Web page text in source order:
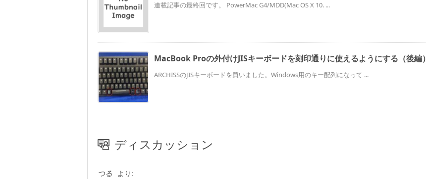
連載記事の最終回です。 PowerMac G4/MDD(Mac OS X 10. ...
MacBook Proの外付けJISキーボードを刻印通りに使えるようにする（後編）
ARCHISSのJISキーボードを買いました。Windows用のキー配列になって ...
ディスカッション
つる
より: